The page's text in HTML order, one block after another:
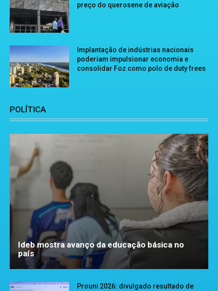
preço do querosene de aviação
Implantação de indústrias nacionais
poderiam impulsionar economia e
consolidar Foz como polo de duty frees
POLÍTICA
Ideb mostra avanço da educação básica no
país
Prouni 2026: divulgado resultado de